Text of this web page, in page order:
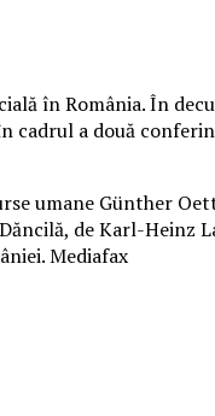
în România. În
a două
umane Günther
de Karl-Heinz
Mediafax